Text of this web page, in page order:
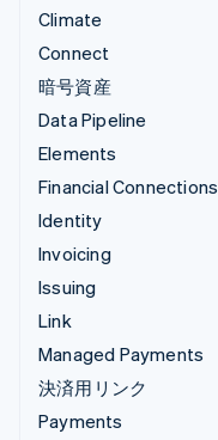
Climate
Connect
暗号資産
Data Pipeline
Elements
Financial Connections
Identity
Invoicing
Issuing
Link
Managed Payments
決済用リンク
Payments